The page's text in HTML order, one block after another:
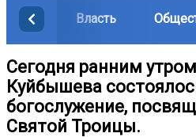
Власть
Сегодня ранним
Куйбышева
богослужение,
Святой Троицы.